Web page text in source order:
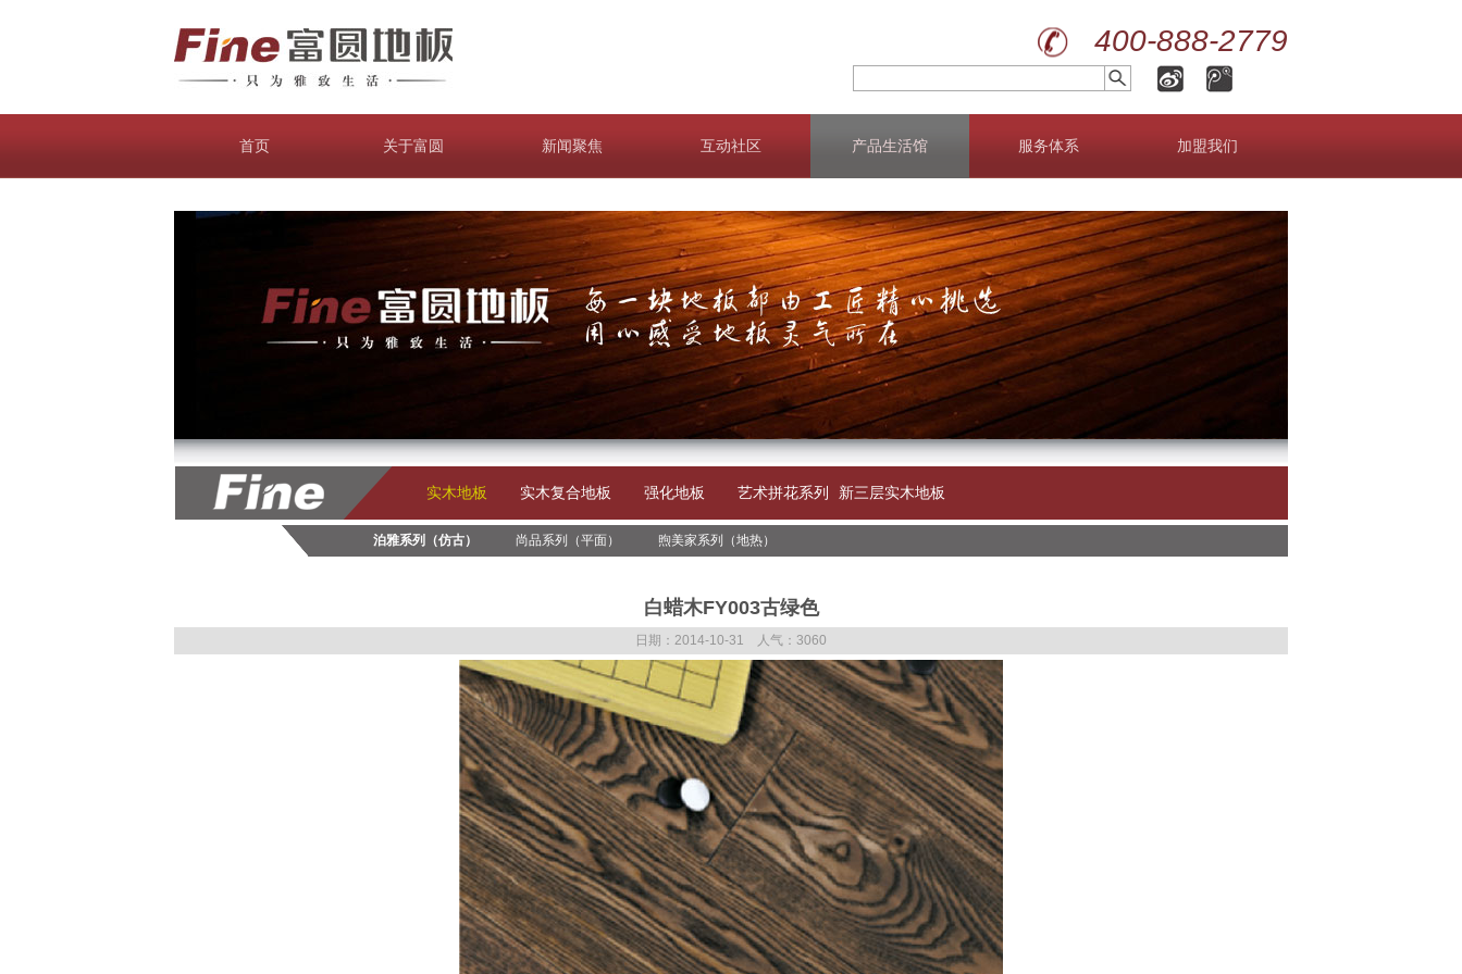
400-888-2779
首页 关于富圆 新闻聚焦 互动社区 产品生活馆 服务体系 加盟我们
实木地板 实木复合地板 强化地板 艺术拼花系列 新三层实木地板
泊雅系列（仿古） 尚品系列（平面） 煦美家系列（地热）
白蜡木FY003古绿色
日期：2014-10-31 人气：3060